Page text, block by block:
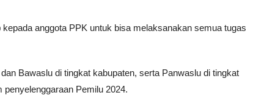
anggota PPK untuk bisa melaksanakan semua tugas
Bawaslu di tingkat kabupaten, serta Panwaslu di tingkat
Pemilu 2024.